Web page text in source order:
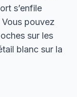
s’enfile
pouvez
sur les
blanc sur la